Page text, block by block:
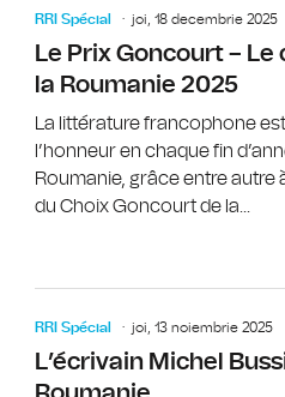
RRI Spécial joi, 18 decembrie 2025
Le Prix Goncourt – Le
la Roumanie 2025
La littérature francophone
l’honneur en chaque fin
Roumanie, grâce entre autre
du Choix Goncourt de la...
RRI Spécial joi, 13 noiembrie 2025
L’écrivain Michel